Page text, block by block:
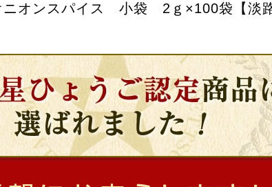
ニオンスパイス 小袋 2ｇ×100袋【淡